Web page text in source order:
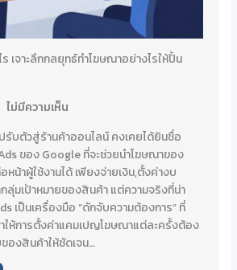
เจาะลึกกลยุทธ์ทำโฆษณาอย่างไรให้ปั้น
ไม่มีความเห็น
รับตัวสู่ร้านค้าออนไลน์ คงเคยได้ยินชื่อ
ของ Google ที่จะช่วยนำโฆษณาของ
น้าผู้ใช้งานได้ เพียงจ่ายเงิน,ตั้งค่างบ
ลุ่มเป้าหมายของสินค้า แต่ความจริงที่น่า
เป็นเครื่องมือ “ดักจับความต้องการ” ที่
ให้การตั้งค่าแคมเปญโฆษณาแต่ละครั้งต้อง
องสินค้าให้ชัดเจน…